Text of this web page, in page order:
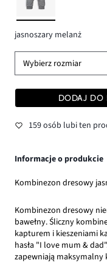
jasnoszary melanż
Wybierz rozmiar
DODAJ DO
159 osób lubi ten
Informacje o produkcie
Kombinezon dresowy
Kombinezon dresowy
bawełny. Śliczny
kapturem i kieszeniami
hasła "I love mum &
zapewniają